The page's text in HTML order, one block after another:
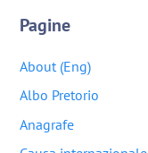
Pagine
About (Eng)
Albo Pretorio
Anagrafe